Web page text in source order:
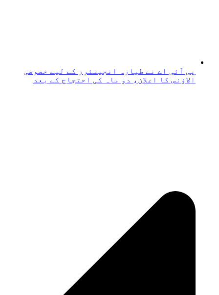
پی آئی اے نے طیارہ انجینئرز کے لیے خصوصی
الاؤنس کا اعلان، دو ماہ کی احتجاج کے بعد